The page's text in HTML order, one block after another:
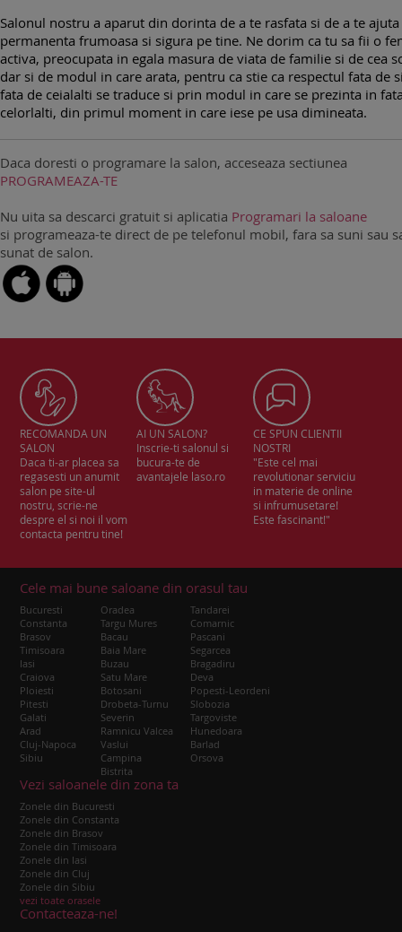
Salonul nostru a aparut din dorinta de a te rasfata si de a te
permanenta frumoasa si sigura pe tine. Ne dorim ca tu sa fii o
activa, preocupata in egala masura de viata de familie si de cea
dar si de modul in care arata, pentru ca stie ca respectul fata de
fata de ceialalti se traduce si prin modul in care se prezinta in
celorlalti, din primul moment in care iese pe usa dimineata.
Daca doresti o programare la salon, acceseaza sectiunea
PROGRAMEAZA-TE
Nu uita sa descarci gratuit si aplicatia Programari la saloane
si programeaza-te direct de pe telefonul mobil, fara sa suni sau
sunat de salon.
RECOMANDA UN
SALON
Daca ti-ar placea sa
regasesti un anumit
salon pe site-ul
nostru, scrie-ne
despre el si noi il vom
contacta pentru tine!
AI UN SALON?
Inscrie-ti salonul si
bucura-te de
avantajele laso.ro
CE SPUN CLIENTII
NOSTRI
"Este cel mai
revolutionar serviciu
in materie de online
si infrumusetare!
Este fascinant!"
Cele mai bune saloane din orasul tau
Bucuresti
Constanta
Brasov
Timisoara
Iasi
Craiova
Ploiesti
Pitesti
Galati
Arad
Cluj-Napoca
Sibiu
Oradea
Targu Mures
Bacau
Baia Mare
Buzau
Satu Mare
Botosani
Drobeta-Turnu
Severin
Ramnicu Valcea
Vaslui
Campina
Bistrita
Tandarei
Comarnic
Pascani
Segarcea
Bragadiru
Deva
Popesti-Leordeni
Slobozia
Targoviste
Hunedoara
Barlad
Orsova
Vezi saloanele din zona ta
Zonele din Bucuresti
Zonele din Constanta
Zonele din Brasov
Zonele din Timisoara
Zonele din Iasi
Zonele din Cluj
Zonele din Sibiu
vezi toate orasele
Contacteaza-ne!